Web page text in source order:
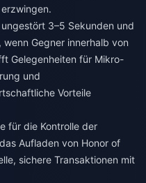
3–5 Sekunden und
Gegner innerhalb von
Gelegenheiten für Mikro-
und
Vorteile
für die Kontrolle der
Aufladen von Honor of
sichere Transaktionen mit